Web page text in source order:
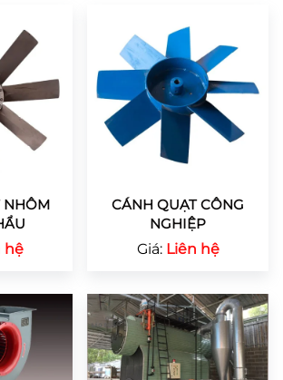
NHÔM
hệ
CÁNH QUẠT CÔNG
NGHIỆP
Giá: Liên hệ